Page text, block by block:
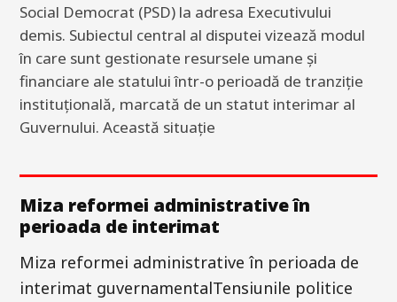
Social Democrat (PSD) la adresa Executivului
demis. Subiectul central al disputei vizează modul
în care sunt gestionate resursele umane și
financiare ale statului într-o perioadă de tranziție
instituțională, marcată de un statut interimar al
Guvernului. Această situație
Miza reformei administrative în
perioada de interimat
Miza reformei administrative în perioada de
interimat guvernamentalTensiunile politice